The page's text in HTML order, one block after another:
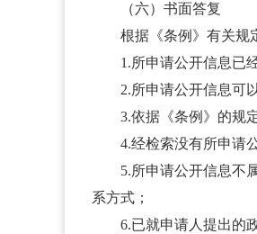
（六）书面答复
根据《条例》有关规定
1.所申请公开信息已经
2.所申请公开信息可以
3.依据《条例》的规定
4.经检索没有所申请公
5.所申请公开信息不属
系方式；
6.已就申请人提出的政